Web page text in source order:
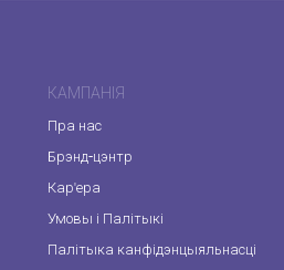
КАМПАНІЯ
Пра нас
Брэнд-цэнтр
Кар'ера
Умовы і Палітыкі
Палітыка канфідэнцыяльнасці